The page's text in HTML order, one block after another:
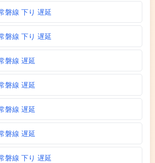
磐線 下り 遅延
磐線 下り 遅延
磐線 遅延
磐線 遅延
磐線 遅延
磐線 遅延
磐線 下り 遅延